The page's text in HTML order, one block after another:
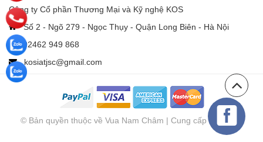
Công ty Cổ phần Thương Mại và Kỹ nghệ KOS
Số 2 - Ngõ 279 - Ngọc Thụy - Quận Long Biên - Hà Nội
02462 949 868
kosiatjsc@gmail.com
© Bản quyền thuộc về Vua Nam Châm | Cung cấp bởi